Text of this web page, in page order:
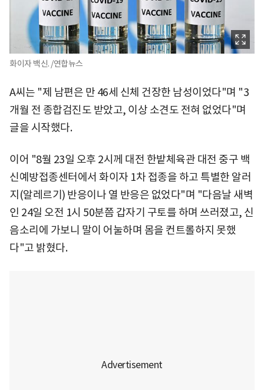
화이자 백신. /연합뉴스
A씨는 "제 남편은 만 46세 신체 건장한 남성이었다"며 "3
개월 전 종합검진도 받았고, 이상 소견도 전혀 없었다"며
글을 시작했다.
이어 "8월 23일 오후 2시께 대전 한밭체육관 대전 중구 백
신예방접종센터에서 화이자 1차 접종을 하고 특별한 알러
지(알레르기) 반응이나 열 반응은 없었다"며 "다음날 새벽
인 24일 오전 1시 50분쯤 갑자기 구토를 하며 쓰러졌고, 신
음소리에 가보니 말이 어눌하며 몸을 컨트롤하지 못했
다"고 밝혔다.